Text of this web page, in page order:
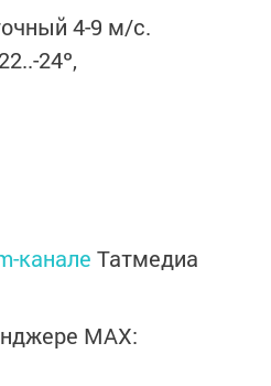
4-9 м/с.
24º,
канале Татмедиа
MАХ: